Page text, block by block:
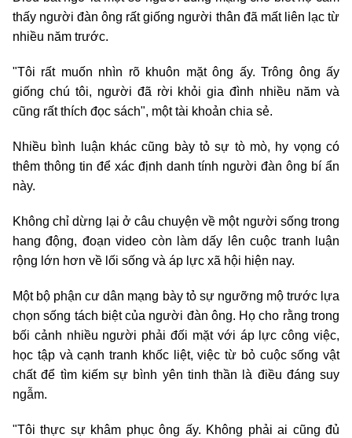
thấy người đàn ông rất giống người thân đã mất liên lạc từ
nhiều năm trước.
"Tôi rất muốn nhìn rõ khuôn mặt ông ấy. Trông ông ấy
giống chú tôi, người đã rời khỏi gia đình nhiều năm và
cũng rất thích đọc sách", một tài khoản chia sẻ.
Nhiều bình luận khác cũng bày tỏ sự tò mò, hy vọng có
thêm thông tin để xác định danh tính người đàn ông bí ẩn
này.
Không chỉ dừng lại ở câu chuyện về một người sống trong
hang động, đoạn video còn làm dấy lên cuộc tranh luận
rộng lớn hơn về lối sống và áp lực xã hội hiện nay.
Một bộ phận cư dân mạng bày tỏ sự ngưỡng mộ trước lựa
chọn sống tách biệt của người đàn ông. Họ cho rằng trong
bối cảnh nhiều người phải đối mặt với áp lực công việc,
học tập và cạnh tranh khốc liệt, việc từ bỏ cuộc sống vật
chất để tìm kiếm sự bình yên tinh thần là điều đáng suy
ngẫm.
"Tôi thực sự khâm phục ông ấy. Không phải ai cũng đủ